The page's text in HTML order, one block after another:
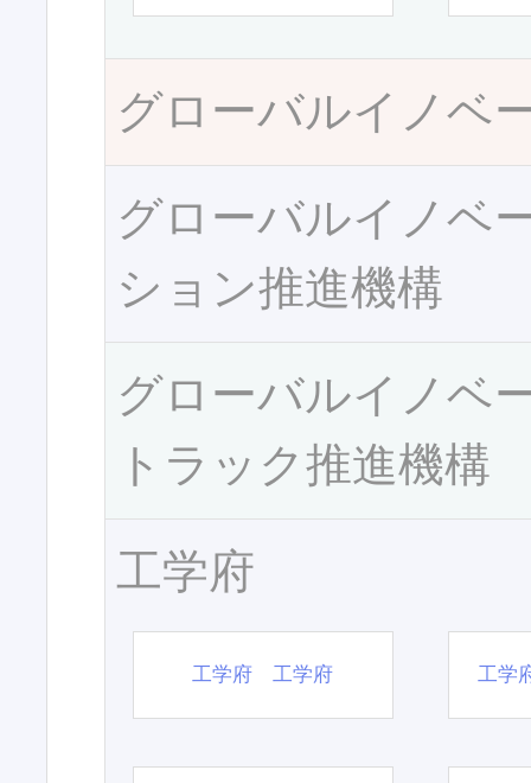
グローバルイノベ
グローバルイノベ
ション推進機構
グローバルイノベ
トラック推進機構
工学府
工学府 工学府 工学